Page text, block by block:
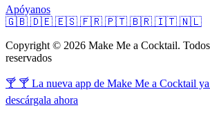
Apóyanos
🇬🇧 🇩🇪 🇪🇸 🇫🇷 🇵🇹 🇧🇷 🇮🇹 🇳🇱
Copyright © 2026 Make Me a Cocktail. Todos
reservados
🍸 🍸 La nueva app de Make Me a Cocktail
descárgala ahora